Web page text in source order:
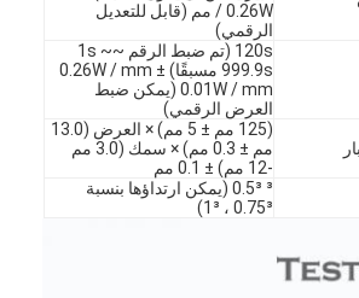
0.26W / مم (قابل للتعديل
الرقمي)
120s (تم ضبط الرقم 1s ~~
999.9s مسبقًا) 0.26W / mm ±
0.01W / mm (يمكن ضبط
العرض الرقمي)
(125 مم ± 5 مم) × العرض (13.0
مم ± 0.3 مم) × سمك (3.0 مم
-12 مم) ± 0.1 مم
³ 0.5³ (يمكن ارتداؤها بنسبة
0.75³ ، 1³)